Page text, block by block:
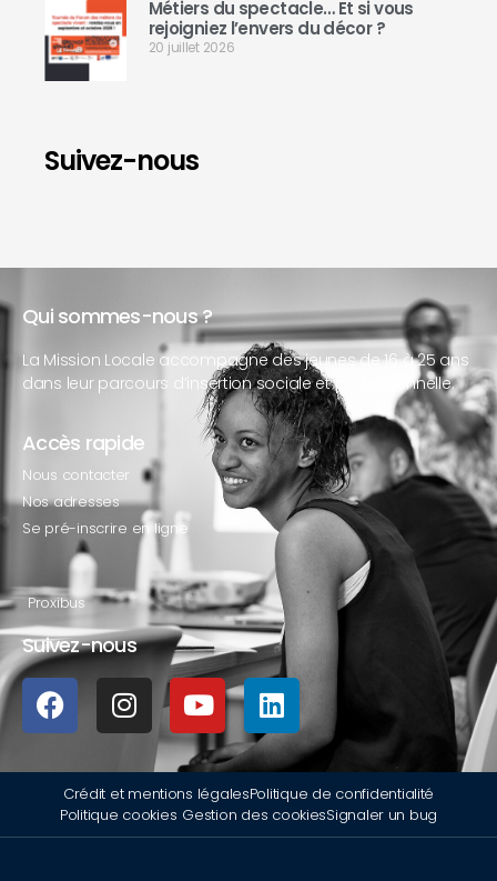
Métiers du spectacle… Et si vous
rejoigniez l’envers du décor ?
20 juillet 2026
Suivez-nous
Qui sommes-nous ?
La Mission Locale accompagne des jeunes de 16 à 25 ans
dans leur parcours d’insertion sociale et professionnelle.
Accès rapide
Nous contacter
Nos adresses
Se pré-inscrire en ligne
Proxibus
Suivez-nous
Crédit et mentions légalesPolitique de confidentialité
Politique cookies Gestion des cookiesSignaler un bug